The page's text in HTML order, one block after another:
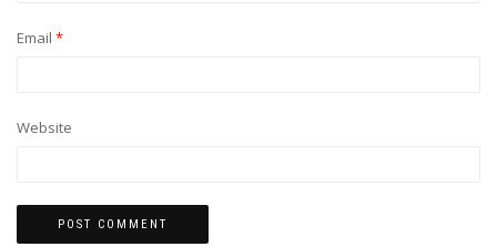
Email *
Website